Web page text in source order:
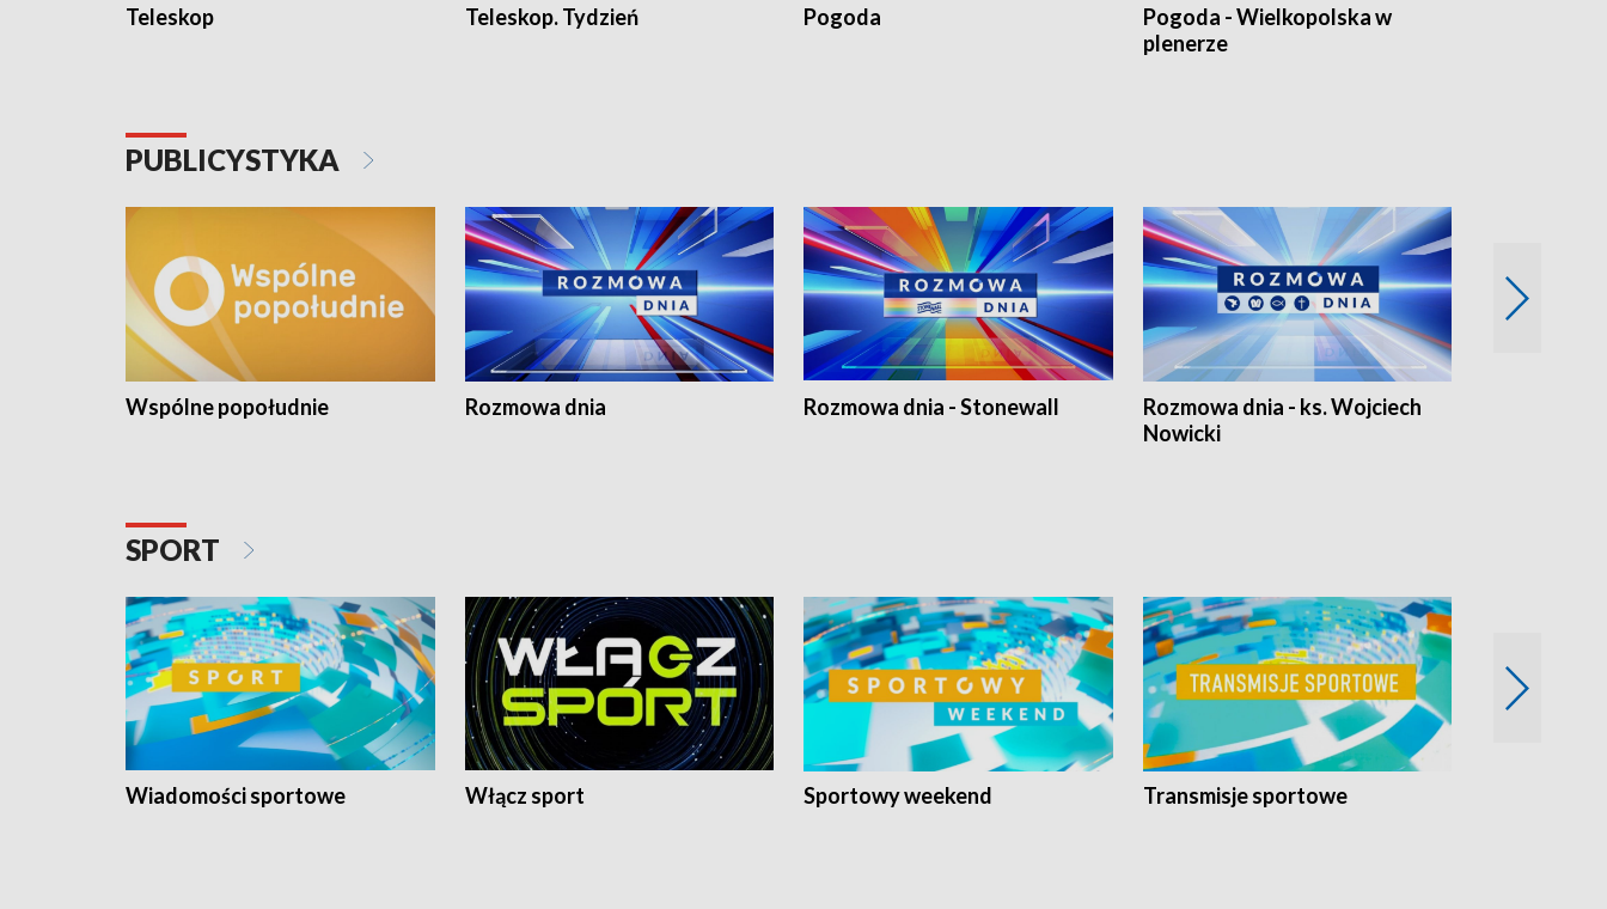
Teleskop Teleskop. Tydzień Pogoda
Pogoda - Wielkopolska w
plenerze
PUBLICYSTYKA
Wspólne popołudnie Rozmowa dnia Rozmowa dnia - Stonewall
Rozmowa dnia - ks. Wojciech
Nowicki
SPORT
Wiadomości sportowe Włącz sport Sportowy weekend Transmisje sportowe